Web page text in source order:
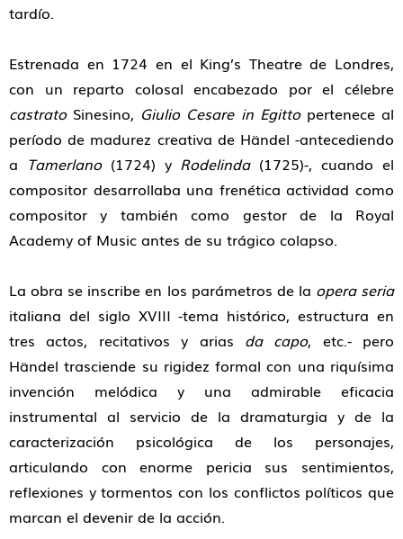
tardío.
Estrenada en 1724 en el King’s Theatre de Londres,
con un reparto colosal encabezado por el célebre
castratoSinesino, Giulio Cesare in Egittopertenece al
período de madurez creativa de Händel -antecediendo
a Tamerlano(1724) y Rodelinda(1725)-, cuando el
compositor desarrollaba una frenética actividad como
compositor y también como gestor de la Royal
Academy of Music antes de su trágico colapso.
La obra se inscribe en los parámetros de la opera seria
italiana del siglo XVIII -tema histórico, estructura en
tres actos, recitativos y arias da capo, etc.- pero
Händel trasciende su rigidez formal con una riquísima
invención melódica y una admirable eficacia
instrumental al servicio de la dramaturgia y de la
caracterización psicológica de los personajes,
articulando con enorme pericia sus sentimientos,
reflexiones y tormentos con los conflictos políticos que
marcan el devenir de la acción.